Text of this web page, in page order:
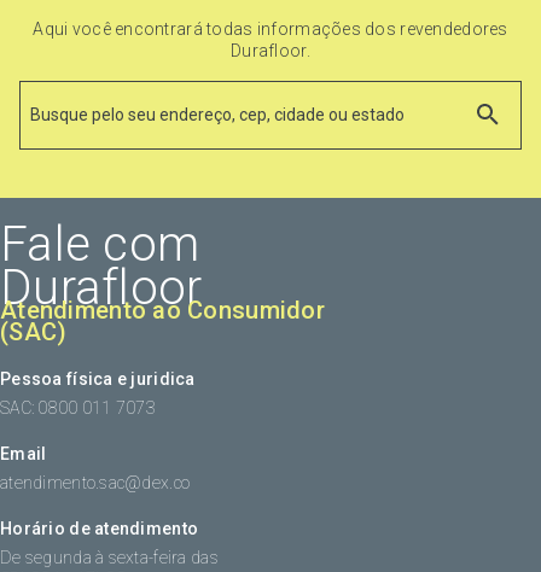
Aqui você encontrará todas informações dos revendedores
Durafloor.
Fale com
Durafloor
Atendimento ao Consumidor
(SAC)
Pessoa física e juridica
SAC: 0800 011 7073
Email
atendimento.sac@dex.co
Horário de atendimento
De segunda à sexta-feira das